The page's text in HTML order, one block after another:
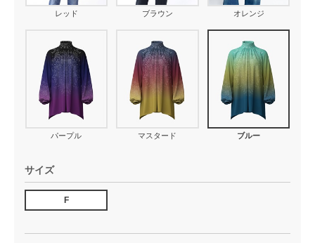
レッド ブラウン オレンジ
パープル マスタード ブルー
サイズ
F